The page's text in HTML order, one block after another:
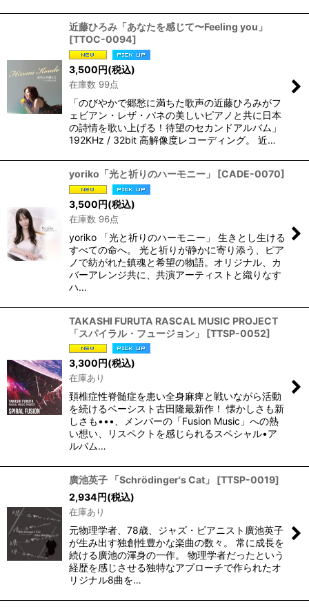
近藤ひろみ「あなたを感じて〜Feeling you」
[TTOC-0094]
3,500円(税込)
在庫数 99点
「のびやかで郷愁に満ちた歌声の近藤ひろみがフ
ェビアン・レザ・パネの美しいピアノと共に日本
の詩情を歌い上げる！待望のセカンドアルバム」
192KHz / 32bit 高解像度レコーディング。 近…
yoriko「光と祈りのハーモニー」 [CADE-0070]
3,500円(税込)
在庫数 96点
yoriko 「光と祈りのハーモニー」 生きとし生ける
すべての命へ。 光と祈りが静かに寄り添う、ピア
ノで紡がれた鎮魂と希望の物語。オリジナル、カ
バーアレンジ共に、共演アーティストと織りなす
ハ…
TAKASHI FURUTA RASCAL MUSIC PROJECT
「スパイラル・フュージョン」
[TTSP-0052]
3,300円(税込)
在庫あり
頚椎症性脊髄症を患い全身麻痺と戦いながら活動
を続けるベーシスト古田隆最新作！ 懐かしさも新
しさも•••、メンバーの「Fusion Music」への熱
い想い、リスペクトを感じられるスペシャル•ア
ルバム…
廣池英子 「Schrödinger's Cat」 [TTSP-0019]
2,934円(税込)
在庫あり
元物理学者、78歳、ジャズ・ピアニスト廣池英子
が生み出す独創性豊かな楽曲の数々。 常に成長を
続ける廣池の渾身の一作。 物理学者だったという
経歴を感じさせる独特なアプローチで作られたオ
リジナル8曲を…